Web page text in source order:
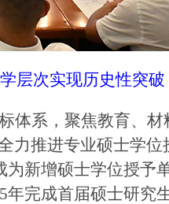
层次实现历史性突破
体系，聚焦教育、材
推进专业硕士学位
新增硕士学位授予
完成首届硕士研究